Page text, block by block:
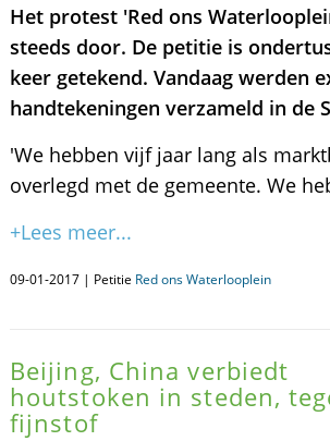
Het protest 'Red ons
steeds door. De petitie is
keer getekend. Vandaag werden
handtekeningen verzameld in de
'We hebben vijf jaar lang als
overlegd met de gemeente. We
+Lees meer...
09-01-2017 | Petitie Red ons Waterlooplein
Beijing, China verbiedt
houtstoken in steden,
fijnstof